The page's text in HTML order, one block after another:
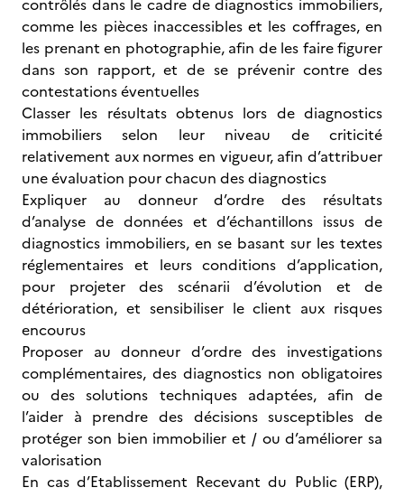
contrôlés dans le cadre de diagnostics immobiliers,
comme les pièces inaccessibles et les coffrages, en
les prenant en photographie, afin de les faire figurer
dans son rapport, et de se prévenir contre des
contestations éventuelles
Classer les résultats obtenus lors de diagnostics
immobiliers selon leur niveau de criticité
relativement aux normes en vigueur, afin d’attribuer
une évaluation pour chacun des diagnostics
Expliquer au donneur d’ordre des résultats
d’analyse de données et d’échantillons issus de
diagnostics immobiliers, en se basant sur les textes
réglementaires et leurs conditions d’application,
pour projeter des scénarii d’évolution et de
détérioration, et sensibiliser le client aux risques
encourus
Proposer au donneur d’ordre des investigations
complémentaires, des diagnostics non obligatoires
ou des solutions techniques adaptées, afin de
l’aider à prendre des décisions susceptibles de
protéger son bien immobilier et / ou d’améliorer sa
valorisation
En cas d’Etablissement Recevant du Public (ERP),